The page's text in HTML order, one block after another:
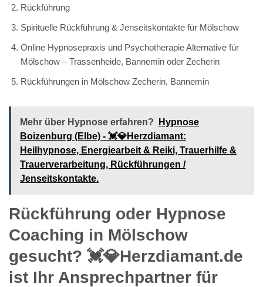
Rückführung
Spirituelle Rückführung & Jenseitskontakte für Mölschow
Online Hypnosepraxis und Psychotherapie Alternative für
Mölschow – Trassenheide, Bannemin oder Zecherin
Rückführungen in Mölschow Zecherin, Bannemin
Mehr über Hypnose erfahren?
Hypnose
Boizenburg (Elbe) - 💓️💎Herzdiamant:
Heilhypnose, Energiearbeit & Reiki, Trauerhilfe &
Trauerverarbeitung, Rückführungen /
Jenseitskontakte.
Rückführung oder Hypnose
Coaching in Mölschow
gesucht? 💓️💎Herzdiamant.de
ist Ihr Ansprechpartner für